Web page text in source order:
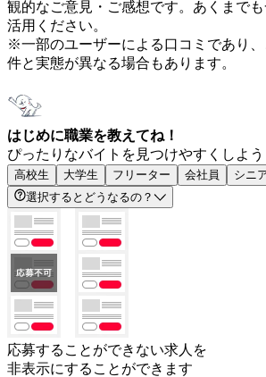
観的なご意見・ご感想です。あくまで
活用ください。
※一部のユーザーによる口コミであり
件と実態が異なる場合もあります。
はじめに職業を教えてね！
ぴったりなバイトを見つけやすくしよう
高校生 大学生 フリーター 会社員 シニ
選択するとどうなるの？
応募することができない求人を
非表示にすることができます